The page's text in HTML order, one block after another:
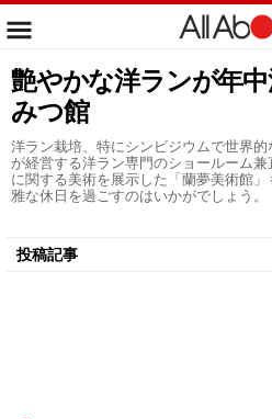
艶やかな洋ランが年
みつ館
洋ラン栽培、特にシンビジウムで世界
が経営する洋ラン専門のショールーム
に関する美術を展示した「蘭夢美術館
雅な休日を過ごすのはいかがでしょう。
投稿記事